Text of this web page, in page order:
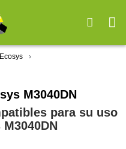
M3040DN
para su uso